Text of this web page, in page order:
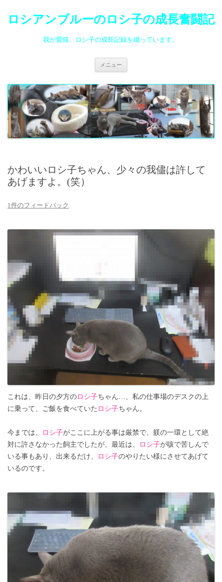
ロシアンブルーのロシ子の成長奮闘記
我が愛猫、ロシ子の成長記録を綴っています。
メニュー
ツ
へ
ス
キ
ッ
プ
かわいいロシ子ちゃん、少々の我儘は許して
あげますよ。(笑）
1件のフィードバック
これは、昨日の夕方のロシ子ちゃん…、私の仕事場のデスクの上
に乗って、ご飯を食べていた ロシ子ちゃん。
今までは、 ロシ子がここに上がる事は厳禁で、躾の一環として絶
対に許さなかった飼主でしたが、最近は、
ロシ子が咳で苦しんで
いる事もあり、出来るだけ、
ロシ子のやりたい様にさせてあげて
いるのです。